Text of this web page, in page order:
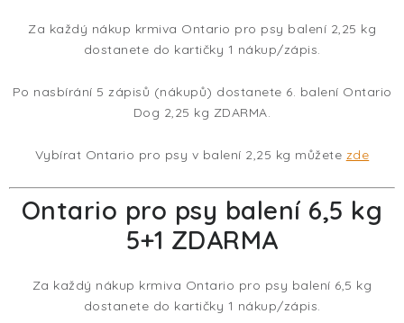
OBLÍBENÉ ZNAČKY
EKO FRIENDLY
ZNAČKY
Doprava Prodejna
Věrnostní slevy
Výdejní místo Pohořelice
Za každý nákup krmiva Ontario pro psy balení 2,25 kg
dostanete do kartičky 1 nákup/zápis.
Po nasbírání 5 zápisů (nákupů) dostanete 6. balení Ontario
Dog 2,25 kg ZDARMA.
Vybírat Ontario pro psy v balení 2,25 kg můžete zde
Ontario pro psy balení 6,5 kg
5+1 ZDARMA
Za každý nákup krmiva Ontario pro psy balení 6,5 kg
dostanete do kartičky 1 nákup/zápis.